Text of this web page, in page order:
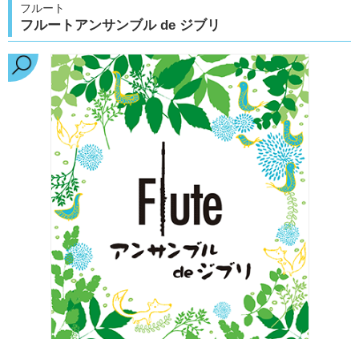
フルート
フルートアンサンブル de ジブリ